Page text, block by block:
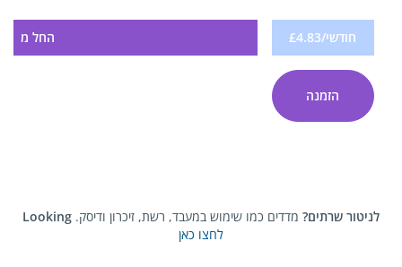
החל מ £4.83/חודשי
הזמנה
Looking לניטור שרתים? מדדים כמו שימוש במעבד, רשת, זיכרון ודיסק.
לחצו כאן